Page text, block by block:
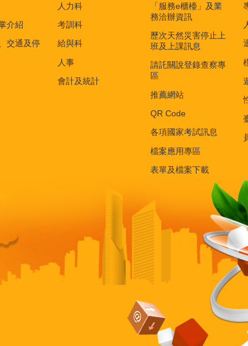
介紹
交通及停
人力科
考訓科
給與科
人事
會計及統計
「服務e櫃檯」及業
務洽辦資訊
歷次天然災害停止上
班及上課訊息
請託關說登錄查察專
區
推薦網站
QR Code
各項國家考試訊息
檔案應用專區
表單及檔案下載